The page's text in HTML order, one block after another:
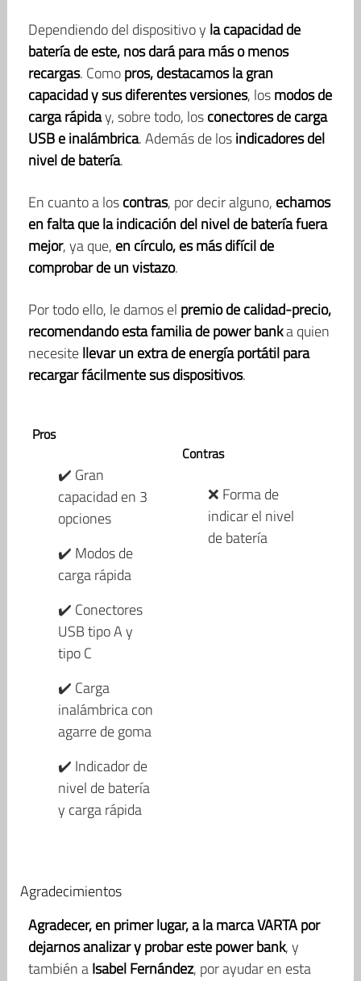
Dependiendo del dispositivo y la capacidad de
batería de este, nos dará para más o menos
recargas. Comopros, destacamos la gran
capacidad y sus diferentes versiones, losmodos de
carga rápiday, sobre todo, losconectores de carga
USB e inalámbrica. Además de losindicadores del
nivel de batería.
En cuanto a loscontras, por decir alguno, echamos
en falta que la indicación del nivel de batería fuera
mejor, ya que, en círculo, es más difícil de
comprobar de un vistazo.
Por todo ello, le damos el premio de calidad-precio,
recomendando esta familia de power banka quien
necesitellevar un extra de energía portátil para
recargar fácilmente sus dispositivos.
Pros
✔️ Gran
capacidad en 3
opciones
✔️ Modos de
carga rápida
✔️ Conectores
USB tipo A y
tipo C
✔️ Carga
inalámbrica con
agarre de goma
✔️ Indicador de
nivel de batería
y carga rápida
Contras
❌ Forma de
indicar el nivel
de batería
Agradecimientos
Agradecer, en primer lugar, a la marca VARTA por
dejarnos analizar y probar este power bank, y
también aIsabel Fernández, por ayudar en esta